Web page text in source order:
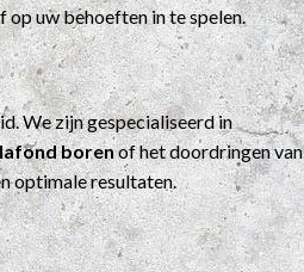
uw behoeften in te spelen.
We zijn gespecialiseerd in
borenof het doordringen van
optimale resultaten.